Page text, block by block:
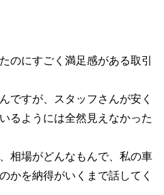
のにすごく満足感がある取引
ですが、スタッフさんが安く
るようには全然見えなかった
相場がどんなもんで、私の車
かを納得がいくまで話してく